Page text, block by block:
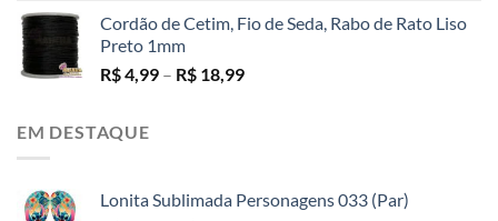
Cordão de Cetim, Fio de Seda, Rabo de Rato Liso
Preto 1mm
R$4,99 – R$ 18,99Faixa
R$ 18,99
EM DESTAQUE
Lonita Sublimada Personagens 033 (Par)